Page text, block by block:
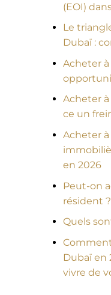
(EOI)
Le
Dubaï :
Acheter à
Acheter à
ce un
Acheter
en 2026
Peut-on
résident ?
Quels
Dubaï en
vivre de